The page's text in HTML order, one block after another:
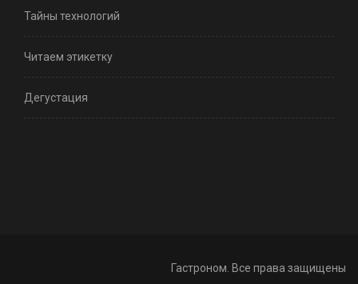
Тайны технологий
Читаем этикетку
Дегустация
Гастроном. Все права защищены